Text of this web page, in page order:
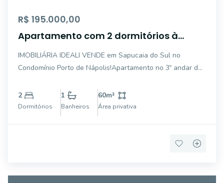
R$ 195.000,00
Apartamento com 2 dormitórios à
- Sapucaia do Sul/RS
IMOBILIÁRIA IDEALI VENDE em Sapucaia do Sul no
Condomínio Porto de Nápolis!Apartamento no 3º andar de
carro sem cobertura.Cozinha semi mobiliada.FALE
CONOSCO E SAIBA MAIS:Fone/Whatsapp: (51) 51 9974
2
Dormitórios
1
Banheiros
60m²
Área privativa